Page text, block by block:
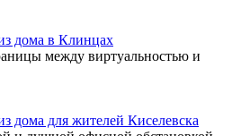
дома в Клинцах
между виртуальностью и
дома для жителей Киселевска